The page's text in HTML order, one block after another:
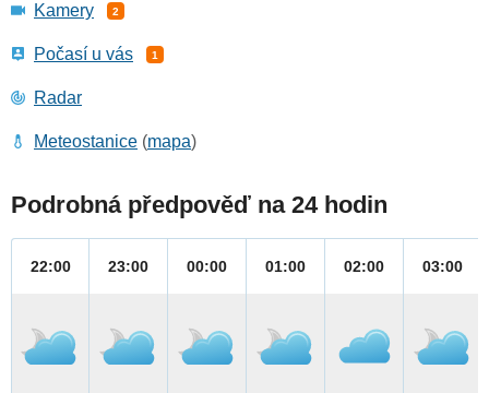
Kamery 2
Počasí u vás 1
Radar
Meteostanice (mapa)
Podrobná předpověď na 24 hodin
22:00 23:00 00:00 01:00 02:00 03:00